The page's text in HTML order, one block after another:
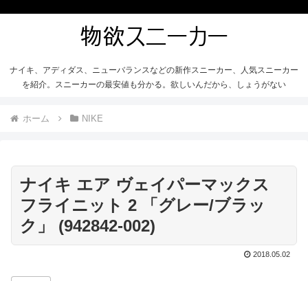
ナイキ、アディダス、ニューバランスなどの新作スニーカー、人気スニーカー
を紹介。スニーカーの最安値も分かる。欲しいんだから、しょうがない
ホーム NIKE
ナイキ エア ヴェイパーマックス
フライニット 2 「グレー/ブラッ
ク」 (942842-002)
2018.05.02